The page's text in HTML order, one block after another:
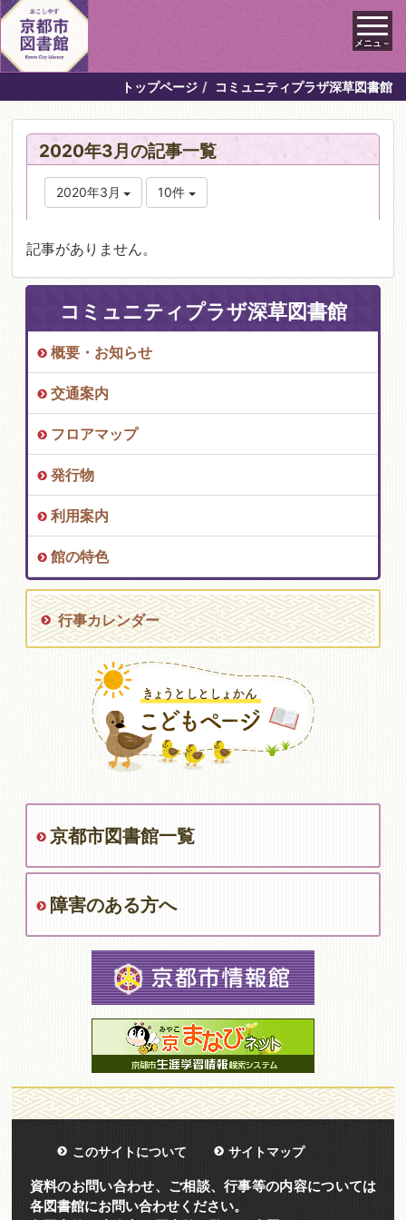
メニュ－
トップページ コミュニティプラザ深草図書館
2020年3月の記事一覧
2020年3月 10件
記事がありません。
コミュニティプラザ深草図書館
概要・お知らせ
交通案内
フロアマップ
発行物
利用案内
館の特色
行事カレンダー
京都市図書館一覧
障害のある方へ
このサイトについて サイトマップ
資料のお問い合わせ、ご相談、行事等の内容については
各図書館にお問い合わせください。